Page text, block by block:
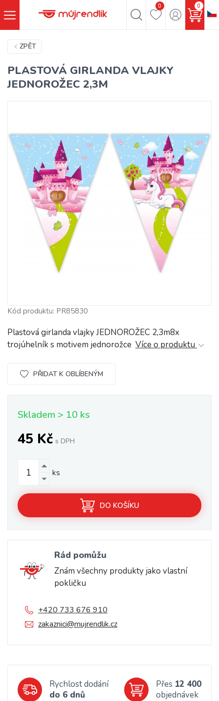
0 0
ZPĚT
PLASTOVÁ GIRLANDA VLAJKY
JEDNOROŽEC 2,3M
Kód produktu: PR85830
Plastová girlanda vlajky JEDNOROŽEC 2,3m8x
trojúhelník s motivem jednorožce Více o produktu
PŘIDAT K OBLÍBENÝM
Skladem > 10 ks
45 Kč s DPH
ks
DO KOŠÍKU
Rád pomůžu
Znám všechny produkty jako vlastní
pokličku
+420 733 676 910
zakaznici@mujrendlik.cz
Rychlost dodání
do 6 dnů
Přes 12 400
objednávek